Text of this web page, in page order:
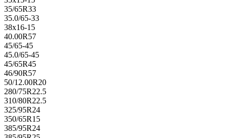
35/65R33
35.0/65-33
38x16-15
40.00R57
45/65-45
45.0/65-45
45/65R45
46/90R57
50/12.00R20
280/75R22.5
310/80R22.5
325/95R24
350/65R15
385/95R24